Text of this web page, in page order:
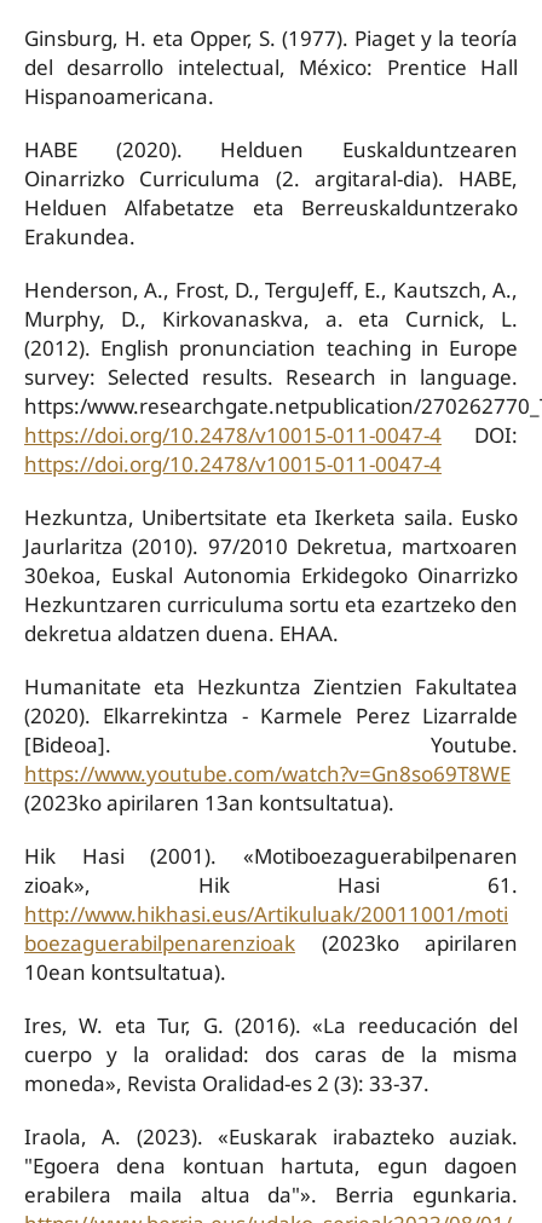
Ginsburg, H. eta Opper, S. (1977). Piaget y la teoría
del desarrollo intelectual, México: Prentice Hall
Hispanoamericana.
HABE (2020). Helduen Euskalduntzearen
Oinarrizko Curriculuma (2. argitaral-dia). HABE,
Helduen Alfabetatze eta Berreuskalduntzerako
Erakundea.
Henderson, A., Frost, D., TerguJeff, E., Kautszch, A.,
Murphy, D., Kirkovanaskva, a. eta Curnick, L.
(2012). English pronunciation teaching in Europe
survey: Selected results. Research in language.
https:/www.researchgate.netpublication/
https://doi.org/10.2478/v10015-011-0047-4DOI:
https://doi.org/10.2478/v10015-011-0047-4
Hezkuntza, Unibertsitate eta Ikerketa saila. Eusko
Jaurlaritza (2010). 97/2010 Dekretua, martxoaren
30ekoa, Euskal Autonomia Erkidegoko Oinarrizko
Hezkuntzaren curriculuma sortu eta ezartzeko den
dekretua aldatzen duena. EHAA.
Humanitate eta Hezkuntza Zientzien Fakultatea
(2020). Elkarrekintza - Karmele Perez Lizarralde
[Bideoa]. Youtube.
https://www.youtube.com/watch?v=Gn8so69T8WE
(2023ko apirilaren 13an kontsultatua).
Hik Hasi (2001). «Motiboezaguerabilpenaren
zioak», Hik Hasi 61.
http://www.hikhasi.eus/Artikuluak/20011001/moti
boezaguerabilpenarenzioak(2023ko apirilaren
10ean kontsultatua).
Ires, W. eta Tur, G. (2016). «La reeducación del
cuerpo y la oralidad: dos caras de la misma
moneda», Revista Oralidad-es 2 (3): 33-37.
Iraola, A. (2023). «Euskarak irabazteko auziak.
"Egoera dena kontuan hartuta, egun dagoen
erabilera maila altua da"». Berria egunkaria.